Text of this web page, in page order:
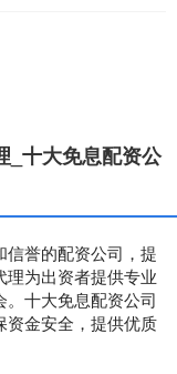
_十大免息配资公
信誉的配资公司，提
为出资者提供专业
十大免息配资公司
资金安全，提供优质